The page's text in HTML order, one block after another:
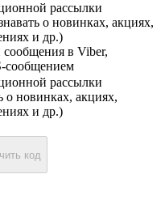
рассылки
о новинках, акциях,
и др.)
сообщения в Viber,
сообщением
рассылки
о новинках, акциях,
и др.)
код